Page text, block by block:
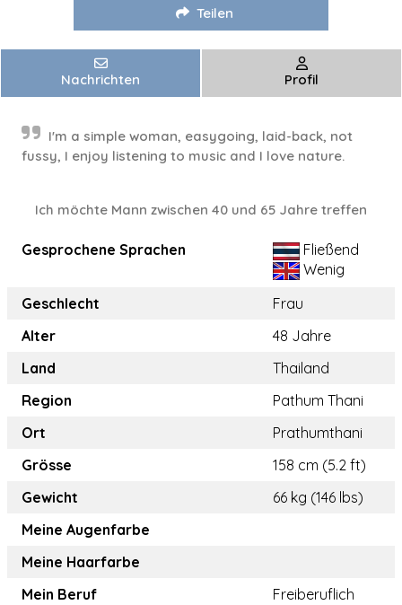
Teilen
Nachrichten Profil
I'm a simple woman, easygoing, laid-back, not
fussy, I enjoy listening to music and I love nature.
Ich möchte Mann zwischen 40 und 65 Jahre treffen
Gesprochene Sprachen
Fließend
Wenig
Geschlecht
Frau
Alter
48 Jahre
Land
Thailand
Region
Pathum Thani
Ort
Prathumthani
Grösse
158 cm (5.2 ft)
Gewicht
66 kg (146 lbs)
Meine Augenfarbe
Meine Haarfarbe
Mein Beruf
Freiberuflich